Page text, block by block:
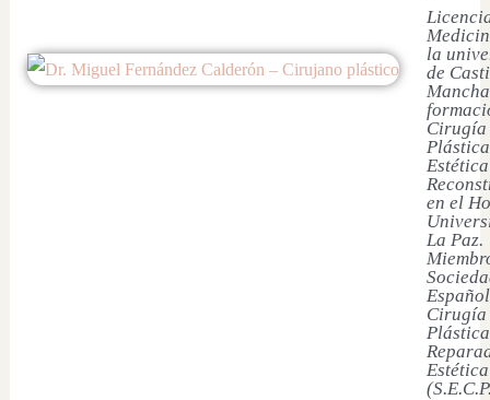
la
de
Cirugía
en el
La Paz.
Cirugía
Estética